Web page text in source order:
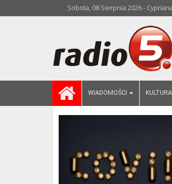
Sobota, 08 Sierpnia 2026 -
WIADOMOŚCI KULTURA